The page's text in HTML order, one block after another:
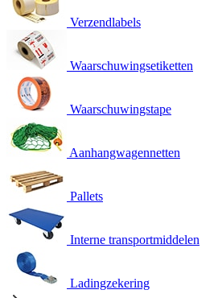
Verzendlabels
Waarschuwingsetiketten
Waarschuwingstape
Aanhangwagennetten
Pallets
Interne transportmiddelen
Ladingzekering